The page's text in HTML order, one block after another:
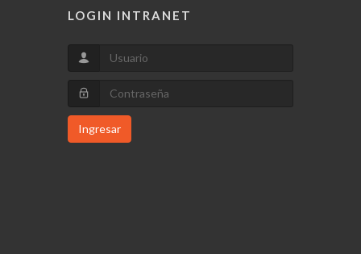
LOGIN INTRANET
Ingresar